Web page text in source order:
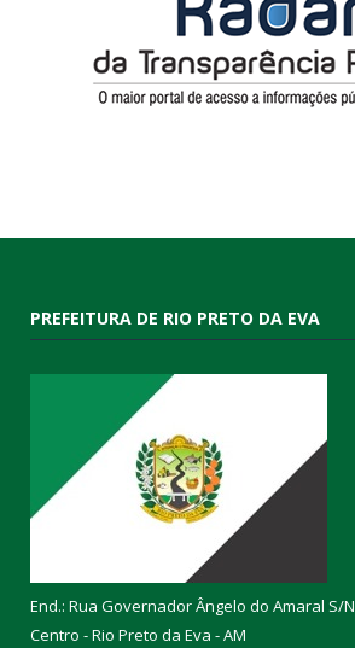
PREFEITURA DE RIO PRETO DA EVA
End.: Rua Governador Ângelo do Amaral S/N
Centro - Rio Preto da Eva - AM